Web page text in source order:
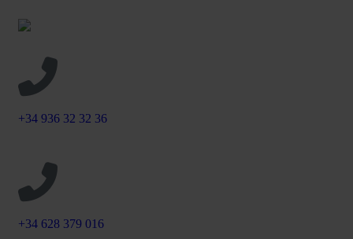
+34 936 32 32 36
+34 628 379 016